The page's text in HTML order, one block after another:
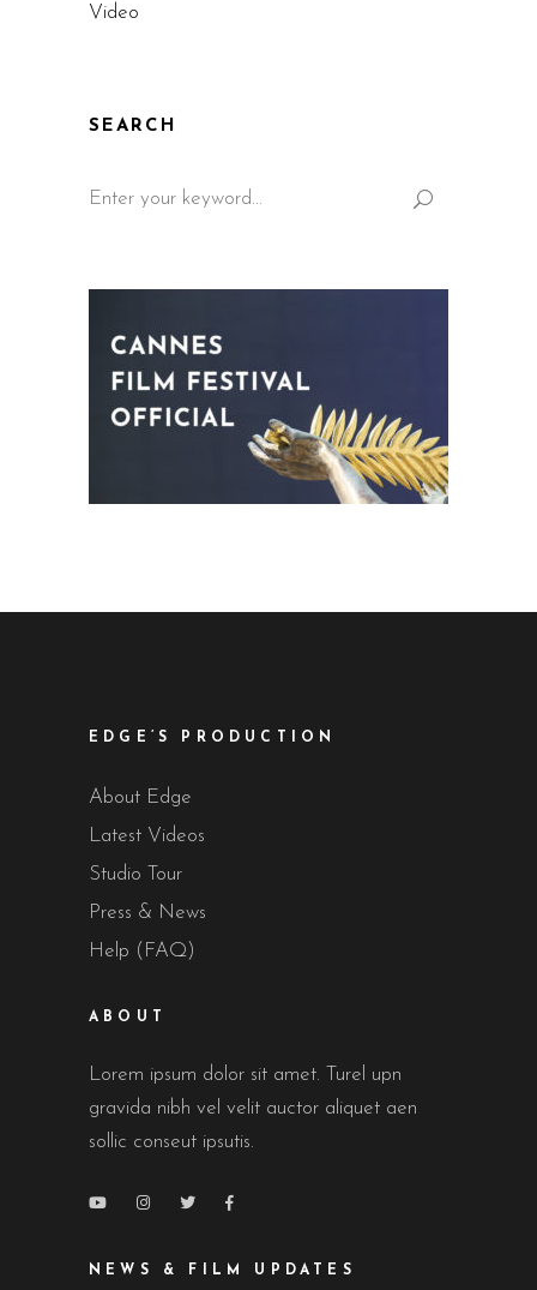
Video
SEARCH
for:
EDGE’S PRODUCTION
About Edge
Latest Videos
Studio Tour
Press & News
Help (FAQ)
ABOUT
Lorem ipsum dolor sit amet. Turel upn
gravida nibh vel velit auctor aliquet aen
sollic conseut ipsutis.
NEWS & FILM UPDATES